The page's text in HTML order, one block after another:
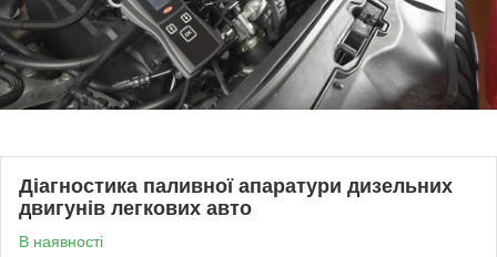
Діагностика паливної апаратури дизельних
двигунів легкових авто
В наявності